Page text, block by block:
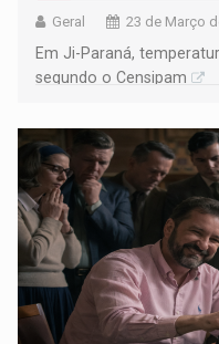
Geral 23 de Março
Em Ji-Paraná,
segundo o Censipam